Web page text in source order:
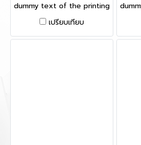
dummy text of the printing
and typesetting industry.
เปรียบเทียบ